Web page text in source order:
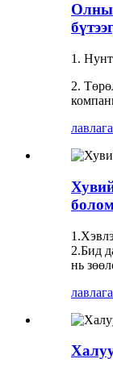
Олны
1.
2.
2.Бид
нь